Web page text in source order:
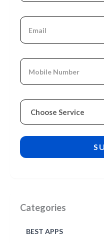
Categories
BEST APPS